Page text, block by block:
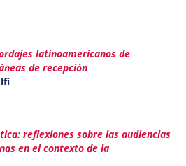
latinoamericanos de
de recepción
reflexiones sobre las audiencias
en el contexto de la